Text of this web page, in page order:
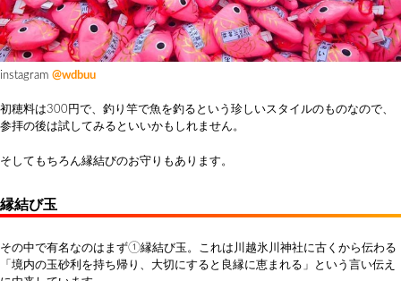
instagram @wdbuu
初穂料は300円で、釣り竿で魚を釣るという珍しいスタイルのものなので、
参拝の後は試してみるといいかもしれません。
そしてもちろん縁結びのお守りもあります。
縁結び玉
その中で有名なのはまず①縁結び玉。これは川越氷川神社に古くから伝わる
「境内の玉砂利を持ち帰り、大切にすると良縁に恵まれる」という言い伝え